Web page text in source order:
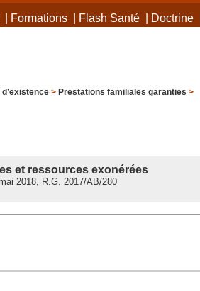
Formations| Flash Santé| Doctrine|
> Prestations familiales garanties >
et ressources exonérées
2018, R.G. 2017/AB/280